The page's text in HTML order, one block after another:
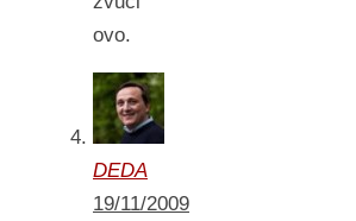
ovo.
DEDA
19/11/2009